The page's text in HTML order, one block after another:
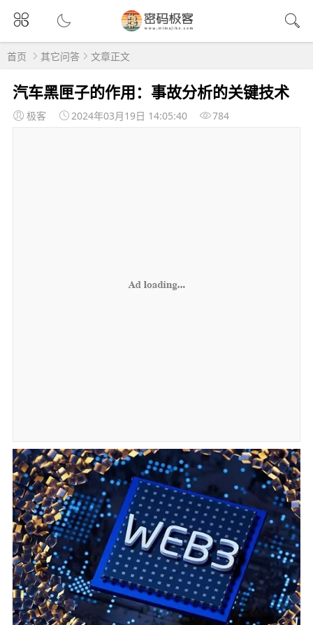
首页 其它问答 文章正文
汽车黑匣子的作用：事故分析的关键技术
极客 2024年03月19日 14:05:40 784